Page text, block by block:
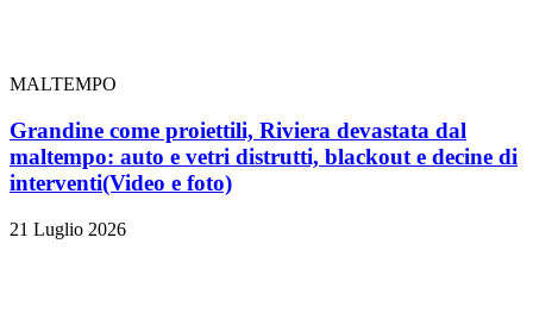
MALTEMPO
Grandine come proiettili, Riviera devastata dal
maltempo: auto e vetri distrutti, blackout e decine di
interventi(Video e foto)
21 Luglio 2026